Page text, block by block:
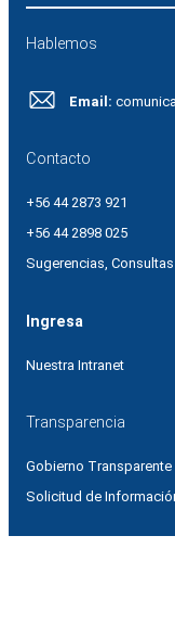
Hablemos
Email:
Contacto
+56 44 2873 921
+56 44 2898 025
Sugerencias,
Ingresa
Nuestra Intranet
Transparencia
Gobierno Transparente
Solicitud de